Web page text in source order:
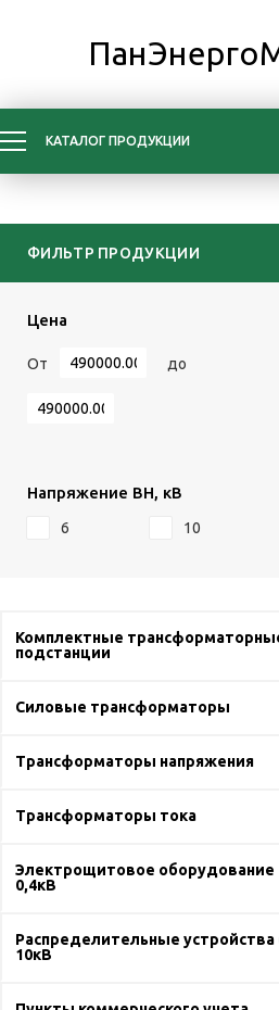
КАТАЛОГ ПРОДУКЦИИ
ФИЛЬТР ПРОДУКЦИИ
Цена
От до
Напряжение ВН, кВ
6 10
Комплектные
подстанции
Силовые трансформаторы
Трансформаторы напряжения
Трансформаторы тока
Электрощитовое оборудование
0,4кВ
Распределительные устройства
10кВ